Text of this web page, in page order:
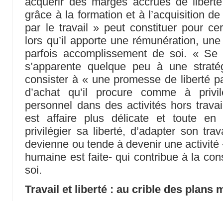
grâce à la formation et à l’acquisition
par le travail » peut constituer pour
lors qu’il apporte une rémunération,
parfois accomplissement de soi. «
s’apparente quelque peu à une
consister à « une promesse de liberté
d’achat qu’il procure comme à
personnel dans des activités hors
est affaire plus délicate et toute en
privilégier sa liberté, d’adapter son
devienne ou tende à devenir une
humaine est faite- qui contribue à la
soi.
Travail et liberté : au crible des plans